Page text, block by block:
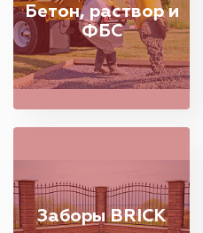
Бетон, раствор и
ФБС
Заборы BRICK